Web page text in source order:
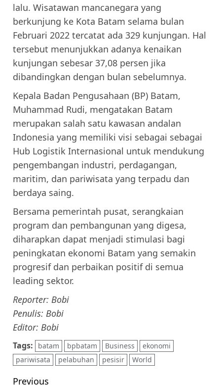
lalu. Wisatawan mancanegara yang
berkunjung ke Kota Batam selama bulan
Februari 2022 tercatat ada 329 kunjungan. Hal
tersebut menunjukkan adanya kenaikan
kunjungan sebesar 37,08 persen jika
dibandingkan dengan bulan sebelumnya.
Kepala Badan Pengusahaan (BP) Batam,
Muhammad Rudi, mengatakan Batam
merupakan salah satu kawasan andalan
Indonesia yang memiliki visi sebagai sebagai
Hub Logistik Internasional untuk mendukung
pengembangan industri, perdagangan,
maritim, dan pariwisata yang terpadu dan
berdaya saing.
Bersama pemerintah pusat, serangkaian
program dan pembangunan yang digesa,
diharapkan dapat menjadi stimulasi bagi
peningkatan ekonomi Batam yang semakin
progresif dan perbaikan positif di semua
leading sektor.
Reporter: Bobi
Penulis: Bobi
Editor: Bobi
Tags: batam bpbatam Business
ekonomi
pariwisata
pelabuhan pesisir World
Post
Previous